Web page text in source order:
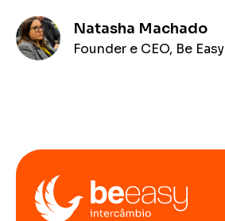
Natasha Machado
Founder e CEO, Be Easy